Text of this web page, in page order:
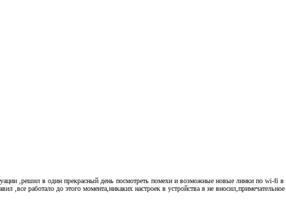
,решил в один прекрасный день посмотреть помехи и возможные новые линки по wi-fi в
,все работало до этого момента,никаких настроек в устройства я не